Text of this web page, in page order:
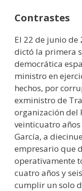
Contrastes
El 22 de junio
dictó la primera
democrática
ministro en
hechos, por
exministro de
organización del
veinticuatro
García, a
empresario que
operativamente
cuatro años y
cumplir un solo